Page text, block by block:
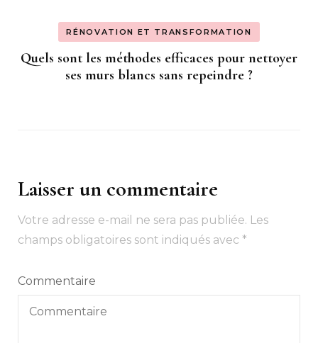
RÉNOVATION ET TRANSFORMATION
Quels sont les méthodes efficaces pour nettoyer
ses murs blancs sans repeindre ?
Laisser un commentaire
Votre adresse e-mail ne sera pas publiée. Les
champs obligatoires sont indiqués avec *
Commentaire